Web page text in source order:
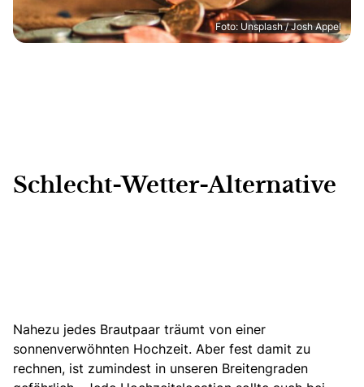
Foto: Unsplash / Josh Appel
Schlecht-Wetter-Alternative
Nahezu jedes Brautpaar träumt von einer
sonnenverwöhnten Hochzeit. Aber fest damit zu
rechnen, ist zumindest in unseren Breitengraden